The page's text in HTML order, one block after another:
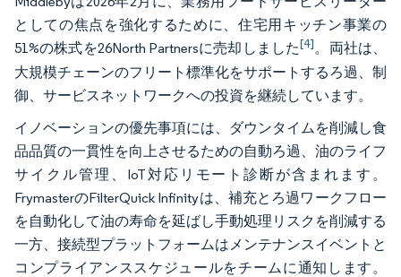
としての焦点を強化するために、住宅用キッチン事業の
51%の株式を26North Partnersに売却しました[4]。両社は、
大規模チェーンのフリート標準化をサポートするろ過、制
御、サービスネットワークへの投資を継続しています。
イノベーションの優先事項には、ダウンタイムを削減し食
品品質の一貫性を向上させるための自動ろ過、油のライフ
サイクル管理、IoT対応リモート診断が含まれます。
FrymasterのFilterQuick Infinityは、補充とろ過ワークフロー
を自動化して油の寿命を延ばし手動処理リスクを削減する
一方、接続型プラットフォームはメンテナンスイベントと
コンプライアンススケジュールをチームに通知します。